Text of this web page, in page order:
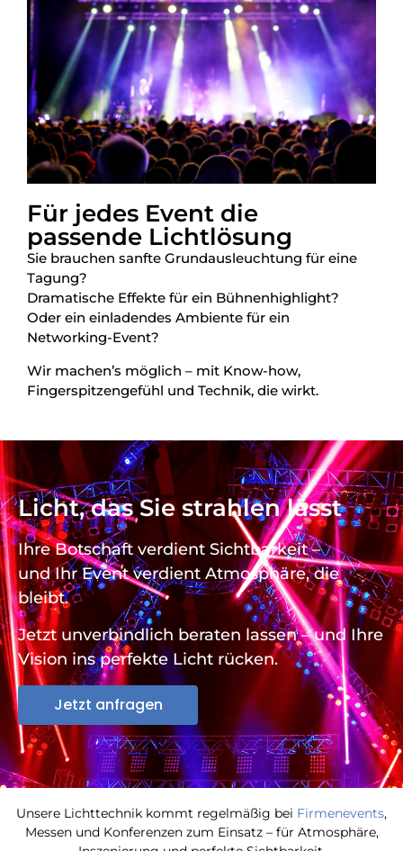
Für jedes Event die
passende Lichtlösung
Sie brauchen sanfte Grundausleuchtung für eine
Tagung?
Dramatische Effekte für ein Bühnenhighlight?
Oder ein einladendes Ambiente für ein
Networking-Event?
Wir machen’s möglich – mit Know-how,
Fingerspitzengefühl und Technik, die wirkt.
Licht, das Sie strahlen lässt
Ihre Botschaft verdient Sichtbarkeit –
und Ihr Event verdient Atmosphäre, die
bleibt.
Jetzt unverbindlich beraten lassen – und Ihre
Vision ins perfekte Licht rücken.
Jetzt anfragen
Unsere Lichttechnik kommt regelmäßig bei Firmenevents,
Messen und Konferenzen zum Einsatz – für Atmosphäre,